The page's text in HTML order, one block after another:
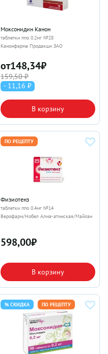
Моксонидин Канон
таблетки ппо 0.2мг №28
Канонфарма Продакшн ЗАО
от148,34₽
159,50 ₽
- 11,16 ₽
В корзину
ПО РЕЦЕПТУ
Физиотенз
таблетки ппо 0.4мг №14
Верофарм/Нобел Алма-атинская/Майлан
598,00₽
В корзину
% СКИДКА ПО РЕЦЕПТУ